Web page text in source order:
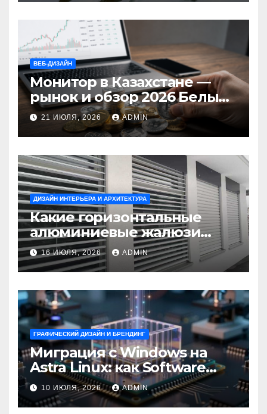
ВЕБ-ДИЗАЙН
Монитор в Казахстане —
рынок и обзор 2026 Белый
Ветер Shop.kz
21 ИЮЛЯ, 2026 ADMIN
ДИЗАЙН ИНТЕРЬЕРА И АРХИТЕКТУРА
Какие горизонтальные
алюминиевые жалюзи
выбрать для окон?
16 ИЮЛЯ, 2026 ADMIN
ГРАФИЧЕСКИЙ ДИЗАЙН И БРЕНДИНГ
Миграция с Windows на
Astra Linux: как Software
Group успешно перешла на
отечественную ОС
10 ИЮЛЯ, 2026 ADMIN